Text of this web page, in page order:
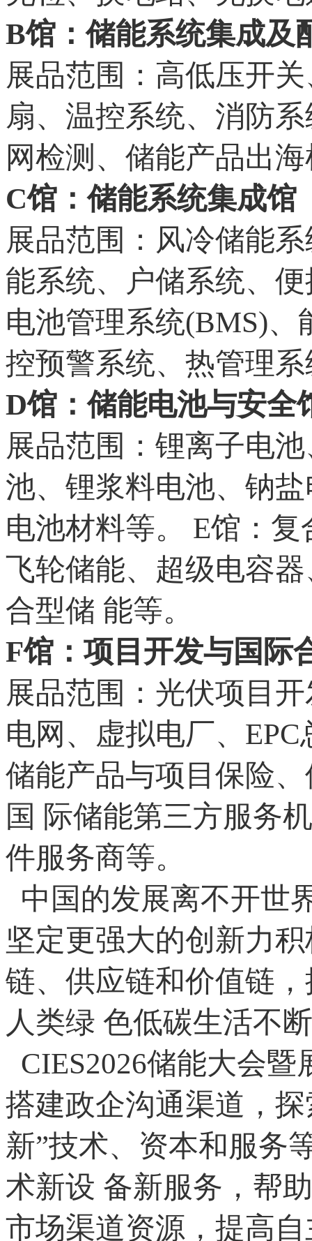
B馆：储能系统集成及
展品范围：高低压开
扇、温控系统、消防
网检测、储能产品出
C馆：储能系统集成馆
展品范围：风冷储能
能系统、户储系统、
电池管理系统(BMS)
控预警系统、热管理
D馆：储能电池与安全
展品范围：锂离子电
池、锂浆料电池、钠
电池材料等。 E馆：
飞轮储能、超级电容
合型储 能等。
F馆：项目开发与国际
展品范围：光伏项目
电网、虚拟电厂、
储能产品与项目保险
国 际储能第三方服务
件服务商等。
中国的发展离不开世
坚定更强大的创新力
链、供应链和价值链
人类绿 色低碳生活不
CIES2026储能大会
搭建政企沟通渠道，
新”技术、资本和服务
术新设 备新服务，帮
市场渠道资源，提高